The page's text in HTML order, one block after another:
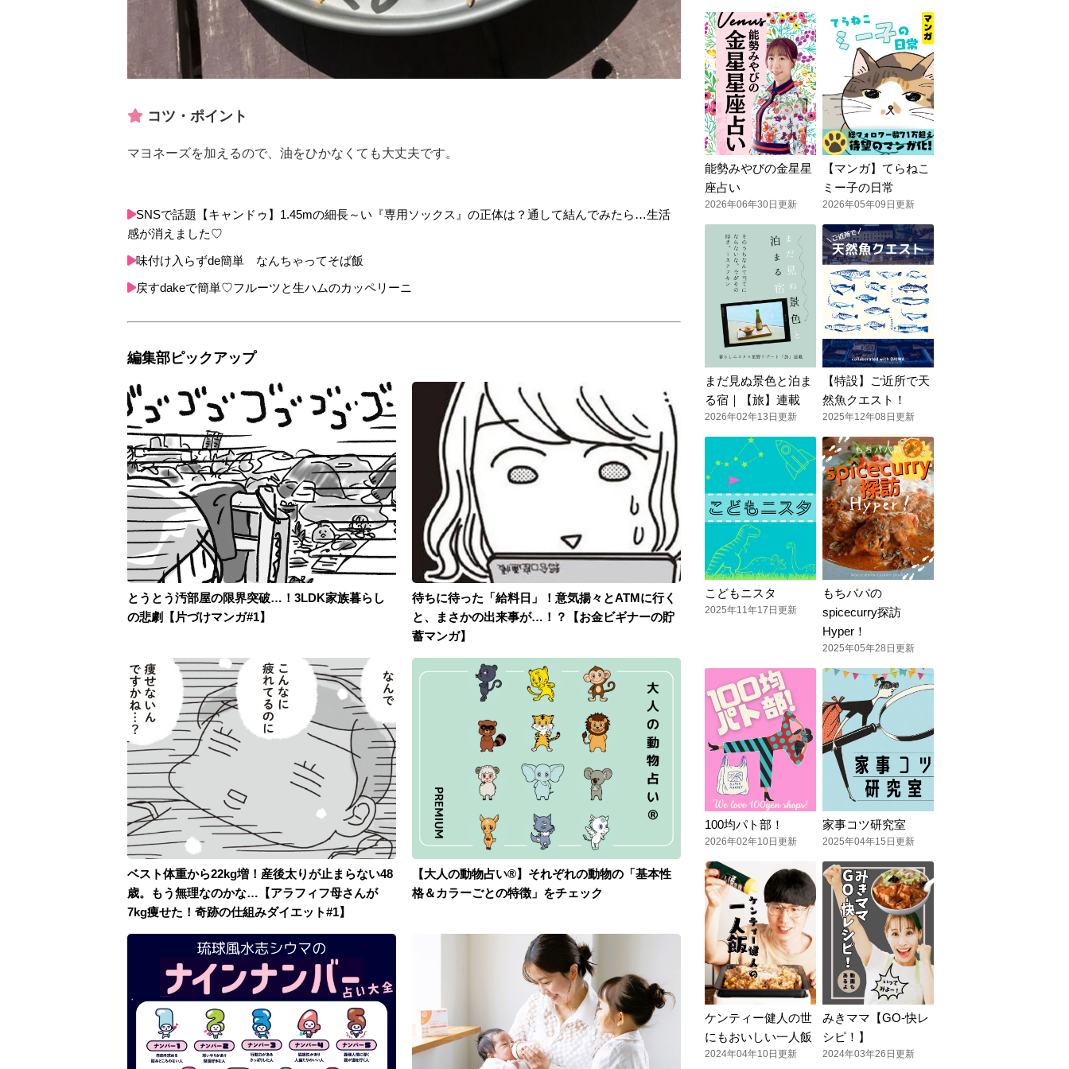
コツ・ポイント
マヨネーズを加えるので、油をひかなくても大丈夫です。
SNSで話題【キャンドゥ】1.45mの細長～い『専用ソックス』の正体は？通して結んでみたら…生活
感が消えました♡
味付け入らずde簡単 なんちゃってそば飯
戻すdakeで簡単♡フルーツと生ハムのカッペリーニ
編集部ピックアップ
とうとう汚部屋の限界突破…！3LDK家族暮らし
の悲劇【片づけマンガ#1】
待ちに待った「給料日」！意気揚々とATMに行く
と、まさかの出来事が…！？【お金ビギナーの貯
蓄マンガ】
ベスト体重から22kg増！産後太りが止まらない48
歳。もう無理なのかな…【アラフィフ母さんが
7kg痩せた！奇跡の仕組みダイエット#1】
【大人の動物占い®】それぞれの動物の「基本性
格＆カラーごとの特徴」をチェック
能勢みやびの金星星
座占い
2026年06年30日更新
【マンガ】てらねこ
ミー子の日常
2026年05年09日更新
まだ見ぬ景色と泊ま
る宿｜【旅】連載
2026年02年13日更新
【特設】ご近所で天
然魚クエスト！
2025年12年08日更新
こどもニスタ
2025年11年17日更新
もちパパの
spicecurry探訪
Hyper！
2025年05年28日更新
100均パト部！
2026年02年10日更新
家事コツ研究室
2025年04年15日更新
ケンティー健人の世
にもおいしい一人飯
2024年04年10日更新
みきママ【GO-快レ
シピ！】
2024年03年26日更新